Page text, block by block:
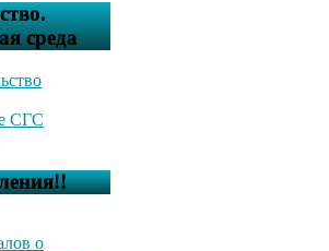
среда
СГС